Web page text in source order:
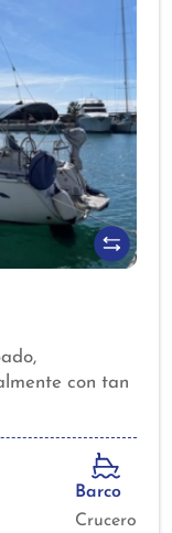
con tan
Barco
Crucero